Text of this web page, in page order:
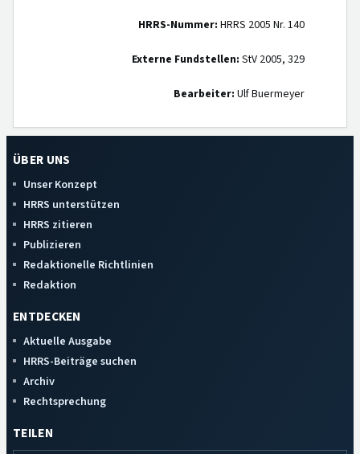
HRRS-Nummer: HRRS 2005 Nr. 140
Externe Fundstellen: StV 2005, 329
Bearbeiter: Ulf Buermeyer
ÜBER UNS
Unser Konzept
HRRS unterstützen
HRRS zitieren
Publizieren
Redaktionelle Richtlinien
Redaktion
ENTDECKEN
Aktuelle Ausgabe
HRRS-Beiträge suchen
Archiv
Rechtsprechung
TEILEN